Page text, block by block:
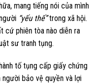
mang tiếng nói của mình
“yếu thế”trong xã hội.
cứ phiên tòa nào diễn ra
sư tranh tụng.
tố tụng cấp giấy chứng
bảo vệ quyền và lợi